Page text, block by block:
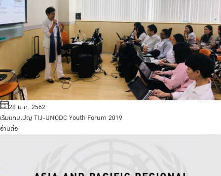
28 ม.ค. 2562
เริ่มแคมเปญ TIJ-UNODC Youth Forum 2019
อ่านต่อ